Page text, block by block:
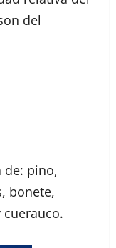
del
de: pino,
bonete,